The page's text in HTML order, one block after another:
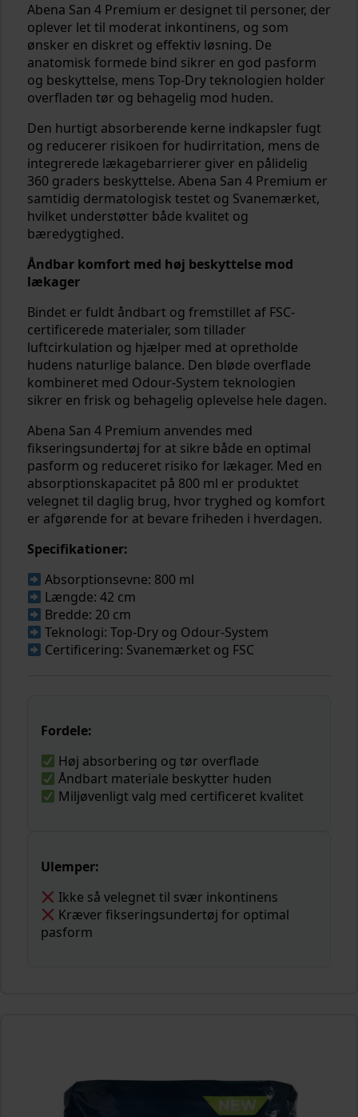
Abena San 4 Premium er designet til personer, der
oplever let til moderat inkontinens, og som
ønsker en diskret og effektiv løsning. De
anatomisk formede bind sikrer en god pasform
og beskyttelse, mens Top-Dry teknologien holder
overfladen tør og behagelig mod huden.
Den hurtigt absorberende kerne indkapsler fugt
og reducerer risikoen for hudirritation, mens de
integrerede lækagebarrierer giver en pålidelig
360 graders beskyttelse. Abena San 4 Premium er
samtidig dermatologisk testet og Svanemærket,
hvilket understøtter både kvalitet og
bæredygtighed.
Åndbar komfort med høj beskyttelse mod
lækager
Bindet er fuldt åndbart og fremstillet af FSC-
certificerede materialer, som tillader
luftcirkulation og hjælper med at opretholde
hudens naturlige balance. Den bløde overflade
kombineret med Odour-System teknologien
sikrer en frisk og behagelig oplevelse hele dagen.
Abena San 4 Premium anvendes med
fikseringsundertøj for at sikre både en optimal
pasform og reduceret risiko for lækager. Med en
absorptionskapacitet på 800 ml er produktet
velegnet til daglig brug, hvor tryghed og komfort
er afgørende for at bevare friheden i hverdagen.
Specifikationer:
Absorptionsevne: 800 ml
Længde: 42 cm
Bredde: 20 cm
Teknologi: Top-Dry og Odour-System
Certificering: Svanemærket og FSC
Fordele:
Høj absorbering og tør overflade
Åndbart materiale beskytter huden
Miljøvenligt valg med certificeret kvalitet
Ulemper:
Ikke så velegnet til svær inkontinens
Kræver fikseringsundertøj for optimal
pasform